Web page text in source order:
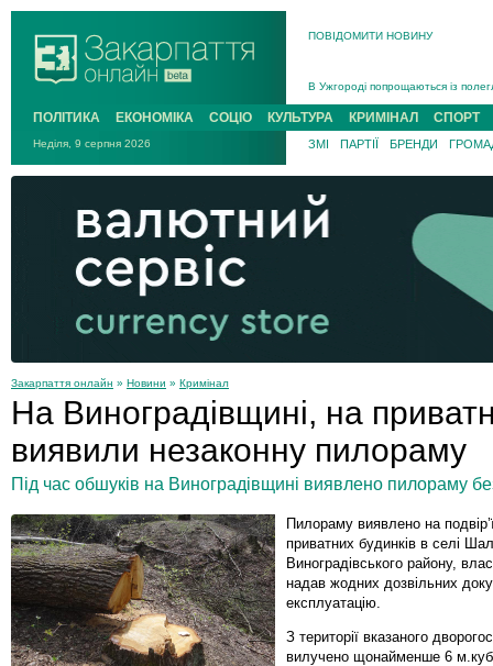
ПОВІДОМИТИ НОВИНУ
На війні загинув 26-річний
В Ужгороді попрощаються із
В Ужгороді 5 серпня
Підтвердили загибель
На війні з рф поліг військовий з
На війні загинув 26-річний
ПОЛІТИКА ЕКОНОМІКА СОЦІО КУЛЬТУРА КРИМІНАЛ СПОРТ
Неділя, 9 серпня 2026 ЗМІ ПАРТІЇ БРЕНДИ
Закарпаття онлайн » Новини » Кримінал
На Виноградівщині, на
виявили незаконну пилораму
Під час обшуків на Виноградівщині виявлено пилораму
Пилораму виявлено на
приватних будинків в селі
Виноградівського району,
надав жодних дозвільних
експлуатацію.
З території вказаного
вилучено щонайменше 6